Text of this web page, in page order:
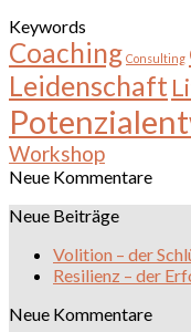
Keywords
Coaching Consulting
Leidenschaft
Workshop
Neue Kommentare
Neue Beiträge
Volition – der
Resilienz – der
Neue Kommentare